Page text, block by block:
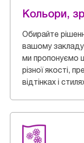
Кольори,
Обирайте
вашому закладу
ми пропонуємо
різної якості,
відтінках і